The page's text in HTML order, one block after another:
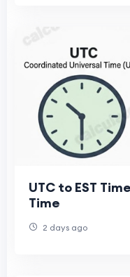
UTC to EST
Time
2 days ago